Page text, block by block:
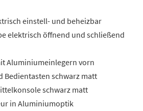
einstell- und beheizbar
elektrisch öffnend und schließend
Aluminiumeinlegern vorn
Bedientasten schwarz matt
schwarz matt
in Aluminiumoptik